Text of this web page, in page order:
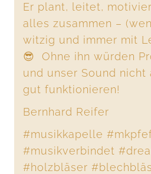
Er plant, leitet,
alles zusammen –
witzig und immer mit
😎 Ohne ihn würden
und unser Sound nicht
gut funktionieren!
Bernhard Reifer
#musikkapelle
#musikverbindet
#holzbläser